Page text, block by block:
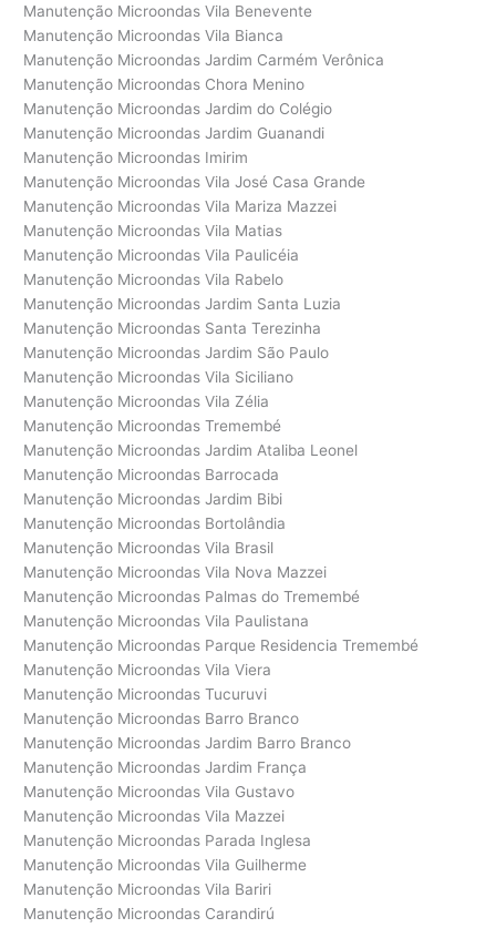
Manutenção Microondas Vila Benevente
Manutenção Microondas Vila Bianca
Manutenção Microondas Jardim Carmém Verônica
Manutenção Microondas Chora Menino
Manutenção Microondas Jardim do Colégio
Manutenção Microondas Jardim Guanandi
Manutenção Microondas Imirim
Manutenção Microondas Vila José Casa Grande
Manutenção Microondas Vila Mariza Mazzei
Manutenção Microondas Vila Matias
Manutenção Microondas Vila Paulicéia
Manutenção Microondas Vila Rabelo
Manutenção Microondas Jardim Santa Luzia
Manutenção Microondas Santa Terezinha
Manutenção Microondas Jardim São Paulo
Manutenção Microondas Vila Siciliano
Manutenção Microondas Vila Zélia
Manutenção Microondas Tremembé
Manutenção Microondas Jardim Ataliba Leonel
Manutenção Microondas Barrocada
Manutenção Microondas Jardim Bibi
Manutenção Microondas Bortolândia
Manutenção Microondas Vila Brasil
Manutenção Microondas Vila Nova Mazzei
Manutenção Microondas Palmas do Tremembé
Manutenção Microondas Vila Paulistana
Manutenção Microondas Parque Residencia Tremembé
Manutenção Microondas Vila Viera
Manutenção Microondas Tucuruvi
Manutenção Microondas Barro Branco
Manutenção Microondas Jardim Barro Branco
Manutenção Microondas Jardim França
Manutenção Microondas Vila Gustavo
Manutenção Microondas Vila Mazzei
Manutenção Microondas Parada Inglesa
Manutenção Microondas Vila Guilherme
Manutenção Microondas Vila Bariri
Manutenção Microondas Carandirú